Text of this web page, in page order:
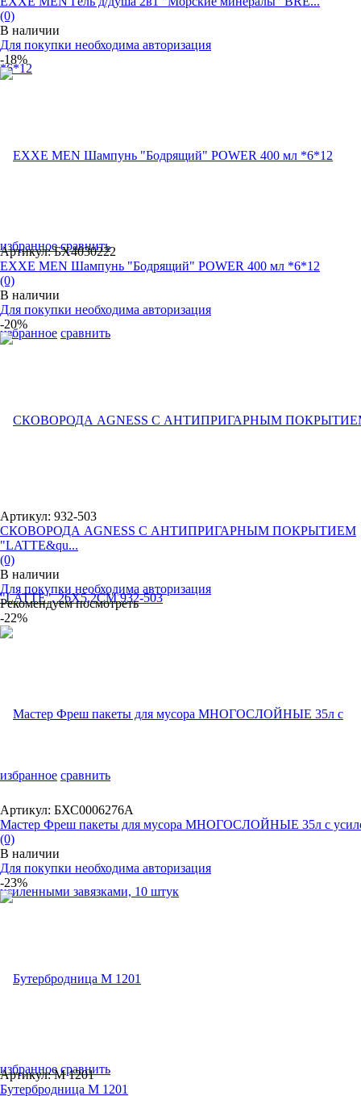
избранное сравнить
(0)
В наличии
Для покупки необходима авторизация
-18%
избранное сравнить
Артикул: БХ4030222
EXXE MEN Шампунь "Бодрящий" POWER 400 мл *6*12
(0)
В наличии
Для покупки необходима авторизация
-20%
избранное сравнить
Артикул: 932-503
СКОВОРОДА AGNESS С АНТИПРИГАРНЫМ ПОКРЫТИЕМ
"LATTE&qu...
(0)
В наличии
Для покупки необходима авторизация
Рекомендуем посмотреть
-22%
избранное сравнить
Артикул: БХС0006276А
Мастер Фреш пакеты для мусора МНОГОСЛОЙНЫЕ 35л с
(0)
В наличии
Для покупки необходима авторизация
-23%
Артикул: М 1201
Бутербродница М 1201